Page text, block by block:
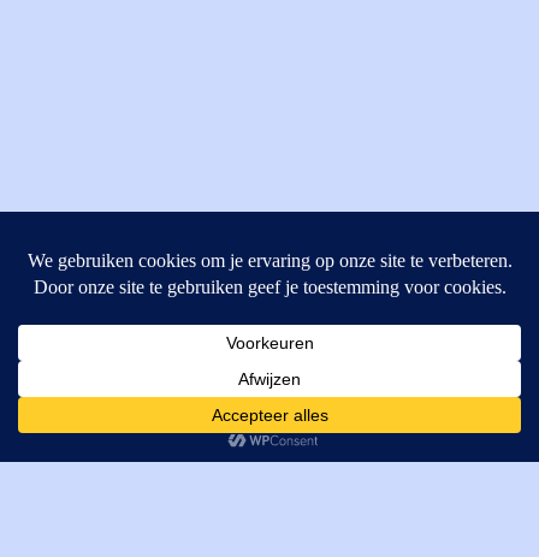
4462GE, Goes
T: +31 (0) 111-484438
M:parts@mitechniek.nl
VAT: NL862802295B01
Cookies helpen ons bij het leveren van onze diensten. Door
gebruik te maken van onze diensten, gaat u akkoord met ons
gebruik van cookies.